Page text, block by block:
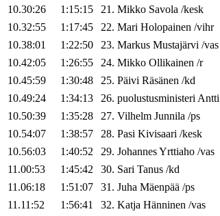
10.30:26
1:15:15 21. Mikko Savola /kesk
10.32:55
1:17:45 22. Mari Holopainen /vihr
10.38:01
1:22:50 23. Markus Mustajärvi /vas
10.42:05
1:26:55 24. Mikko Ollikainen /r
10.45:59
1:30:48 25. Päivi Räsänen /kd
10.49:24
1:34:13 26. puolustusministeriAntti
10.50:39
1:35:28 27. Vilhelm Junnila /ps
10.54:07
1:38:57 28. Pasi Kivisaari /kesk
10.56:03
1:40:52 29. JohannesYrttiaho /vas
11.00:53
1:45:42 30. Sari Tanus /kd
11.06:18
1:51:07 31. Juha Mäenpää /ps
11.11:52
1:56:41 32. Katja Hänninen /vas